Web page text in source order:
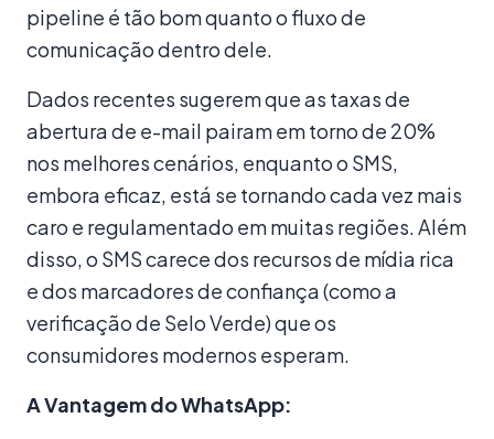
pipeline é tão bom quanto o fluxo de
comunicação dentro dele.
Dados recentes sugerem que as taxas de
abertura de e-mail pairam em torno de 20%
nos melhores cenários, enquanto o SMS,
embora eficaz, está se tornando cada vez mais
caro e regulamentado em muitas regiões. Além
disso, o SMS carece dos recursos de mídia rica
e dos marcadores de confiança (como a
verificação de Selo Verde) que os
consumidores modernos esperam.
A Vantagem do WhatsApp: